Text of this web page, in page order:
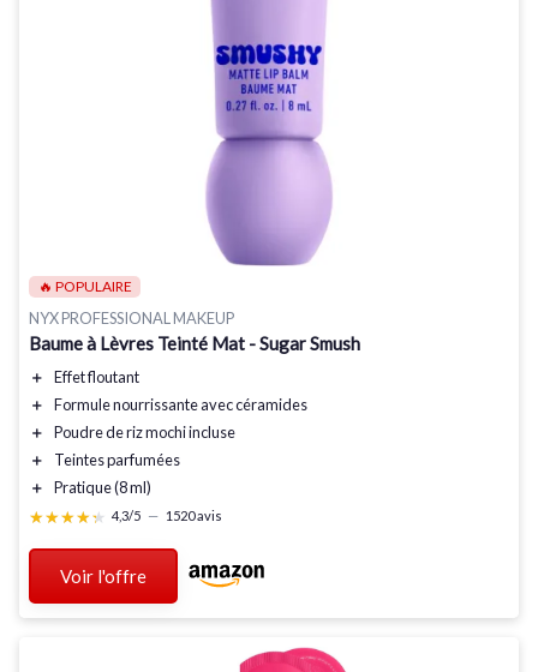
🔥 POPULAIRE
NYX PROFESSIONAL MAKEUP
Baume à Lèvres Teinté Mat - Sugar Smush
＋
Effet floutant
＋
Formule nourrissanteavec céramides
＋
Poudre de riz mochiincluse
＋
Teintes parfumées
＋
Pratique(8 ml)
★★★★★
★★★★★ 4,3/5 — 1520 avis
Voir l'offre